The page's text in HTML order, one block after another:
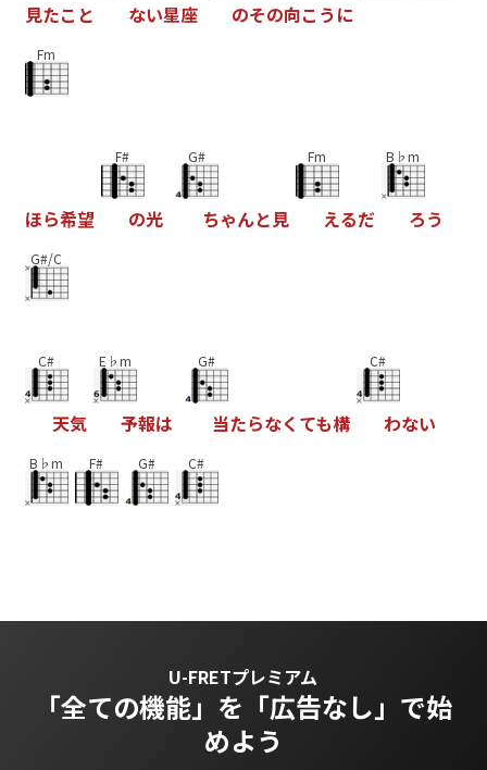
見たこ と ない星座 のその向こ う に
Fm
ほら希望
F#
の光
G#
ちゃんと見
Fm
えるだ
B♭m
ろう
G#/C
C#
天気
E♭m
予報は
G#
当たらなく ても構
C#
わない
B♭m F# G# C#
U-FRETプレミアム
「全ての機能」を 「広告なし」で始
めよう